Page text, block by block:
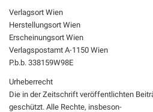
Verlagsort Wien
Herstellungsort Wien
Erscheinungsort Wien
Verlagspostamt A-1150 Wien
P.b.b. 338159W98E
Urheberrecht
Die in der Zeitschrift veröffentlichten
geschützt. Alle Rechte, insbeson-